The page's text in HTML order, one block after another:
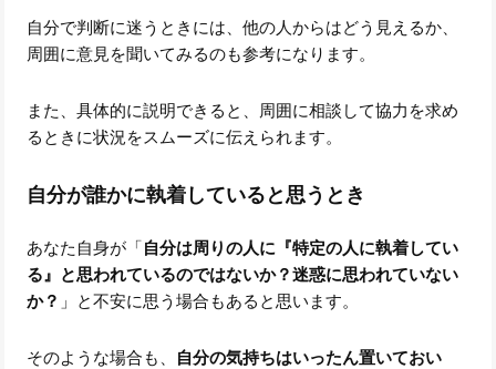
自分で判断に迷うときには、他の人からはどう見えるか、
周囲に意見を聞いてみるのも参考になります。
また、具体的に説明できると、周囲に相談して協力を求め
るときに状況をスムーズに伝えられます。
自分が誰かに執着していると思うとき
あなた自身が「自分は周りの人に『特定の人に執着してい
る』と思われているのではないか？迷惑に思われていない
か？ 」と不安に思う場合もあると思います。
そのような場合も、 自分の気持ちはいったん置いておい